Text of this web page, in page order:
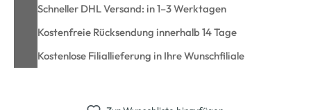
Schneller DHL Versand: in 1–3 Werktagen
Kostenfreie Rücksendung innerhalb 14 Tage
Kostenlose Filiallieferung in Ihre Wunschfiliale